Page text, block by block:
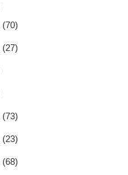
(70)
(27)
(73)
(23)
(68)